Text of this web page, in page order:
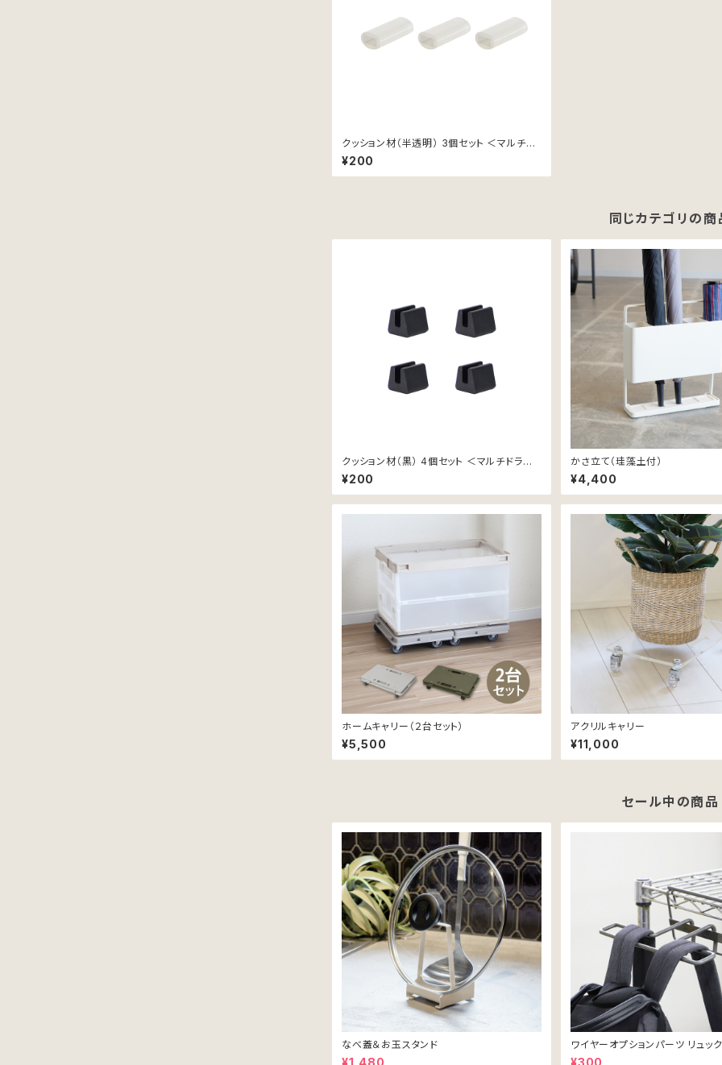
クッション材（半透明） 3個セット ＜マルチド
ライヤースタンド・ポリ袋ホルダー対応＞
¥200
同じカテゴリの商
クッション材（黒） 4個セット ＜マルチドライ
ヤースタンド・ポリ袋ホルダー対応＞
¥200
かさ立て（珪藻土付）
¥4,400
ホームキャリー（２台セット）
¥5,500
アクリルキャリー
¥11,000
セール中の商品
なべ蓋＆お玉スタンド ワイヤーオプションパーツ リュッ